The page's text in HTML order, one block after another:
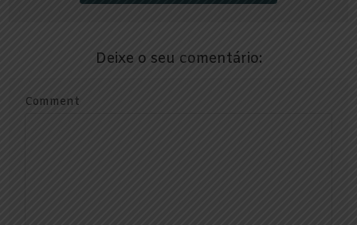
Deixe o seu comentário:
Comment